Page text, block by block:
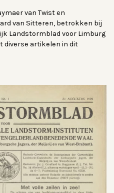
van Twist en
van Sitteren, betrokken bij
Landstormblad voor Limburg
diverse artikelen in dit